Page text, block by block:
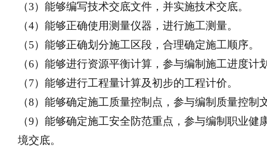
（3）能够编写技术交底文件，并实施技术交底。
（4）能够正确使用测量仪器，进行施工测量。
（5）能够正确划分施工区段，合理确定施工顺序。
（6）能够进行资源平衡计算，参与编制施工进度
（7）能够进行工程量计算及初步的工程计价。
（8）能够确定施工质量控制点，参与编制质量控制
（9）能够确定施工安全防范重点，参与编制职业
境交底。